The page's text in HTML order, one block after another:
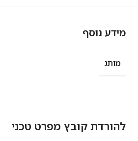
מידע נוסף
מותג
להורדת קובץ מפרט טכני